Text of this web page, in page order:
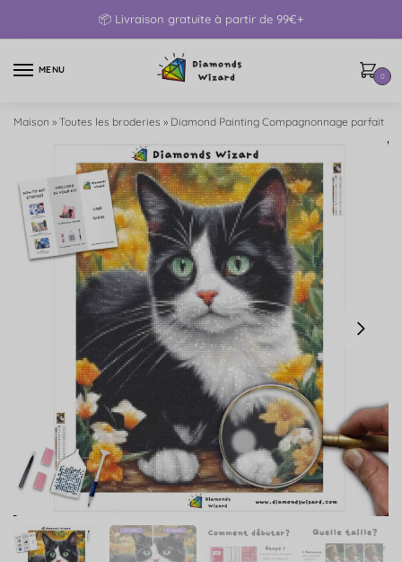
📦 Livraison gratuite à partir de 99€+
MENU
0
Maison » Toutes les broderies » Diamond Painting Compagnonnage parfait